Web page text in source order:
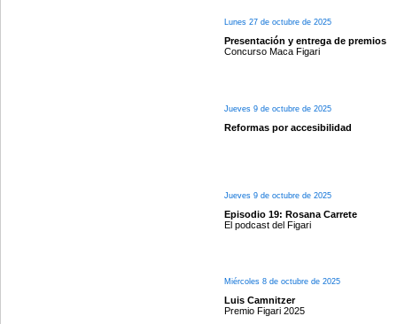
Lunes 27 de octubre de 2025
Presentación y entrega de premios
Concurso Maca Figari
Jueves 9 de octubre de 2025
Reformas por accesibilidad
Jueves 9 de octubre de 2025
Episodio 19: Rosana Carrete
El podcast del Figari
Miércoles 8 de octubre de 2025
Luis Camnitzer
Premio Figari 2025